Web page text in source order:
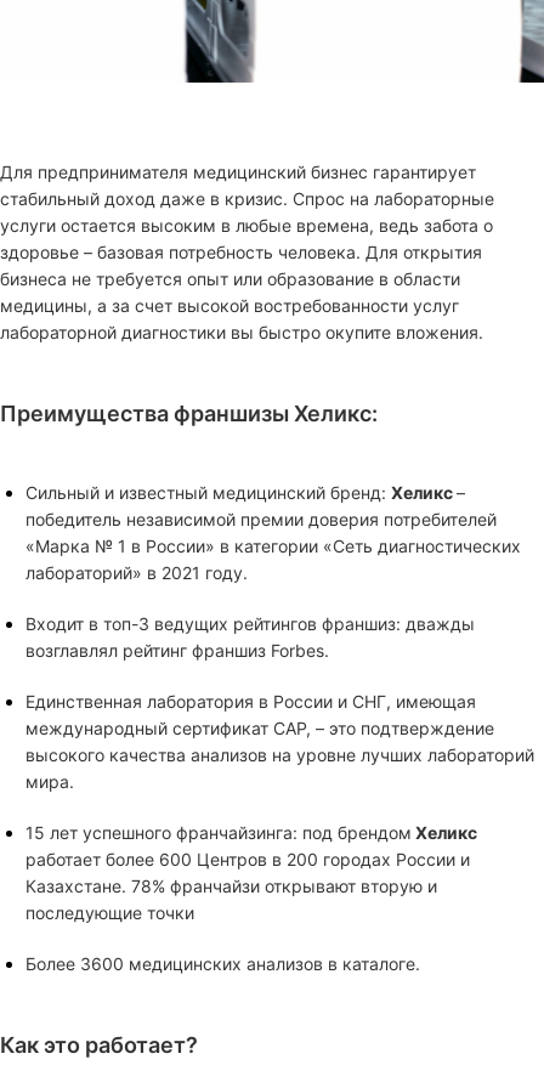
Для предпринимателя медицинский бизнес гарантирует
стабильный доход даже в кризис. Спрос на лабораторные
услуги остается высоким в любые времена, ведь забота о
здоровье – базовая потребность человека. Для открытия
бизнеса не требуется опыт или образование в области
медицины, а за счет высокой востребованности услуг
лабораторной диагностики вы быстро окупите вложения.
Преимущества франшизы Хеликс:
Сильный и известный медицинский бренд: Хеликс–
победитель независимой премии доверия потребителей
«Марка № 1 в России» в категории «Сеть диагностических
лабораторий» в 2021 году.
Входит в топ-3 ведущих рейтингов франшиз: дважды
возглавлял рейтинг франшиз Forbes.
Единственная лаборатория в России и СНГ, имеющая
международный сертификат САР, – это подтверждение
высокого качества анализов на уровне лучших лабораторий
мира.
15 лет успешного франчайзинга: под брендом Хеликс
работает более 600 Центров в 200 городах России и
Казахстане. 78% франчайзи открывают вторую и
последующие точки
Более 3600 медицинских анализов в каталоге.
Как это работает?